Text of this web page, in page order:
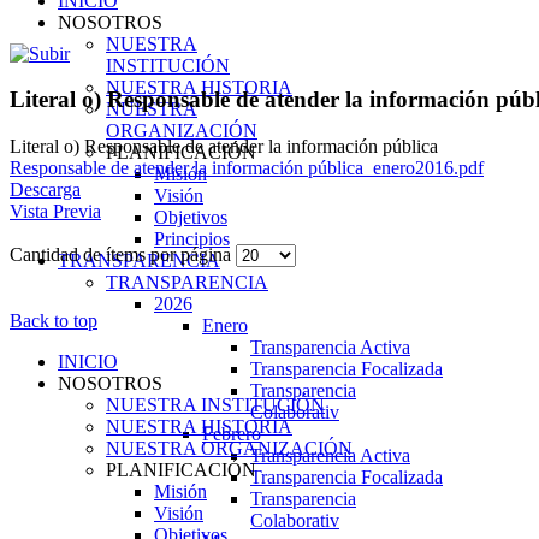
NOSOTROS
NUESTRA
INSTITUCIÓN
NUESTRA HISTORIA
NUESTRA
ORGANIZACIÓN
PLANIFICACIÓN
Misión
Visión
Objetivos
Principios
TRANSPARENCIA
TRANSPARENCIA
2026
Enero
Transparencia Activa
Transparencia Focalizada
Transparencia
Colaborativ
Febrero
Transparencia Activa
Transparencia Focalizada
Transparencia
Colaborativ
Literal o) Responsable de atender la información
Literal o) Responsable de atender la información pública
Responsable de atender la información pública_enero2016.pdf
Descarga
Vista Previa
Cantidad de ítems por página
Back to top
INICIO
NOSOTROS
NUESTRA INSTITUCIÓN
NUESTRA HISTORIA
NUESTRA ORGANIZACIÓN
PLANIFICACIÓN
Misión
Visión
Objetivos